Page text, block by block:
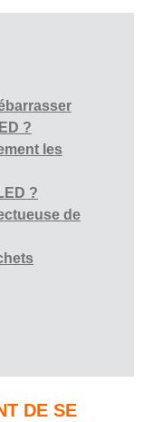
?
les
?
de
DE SE